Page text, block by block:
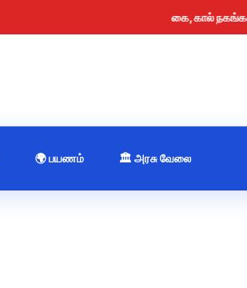
கை, கால் நகங்கள்
🌍 பயணம் 🏛️ அரசு வேலை